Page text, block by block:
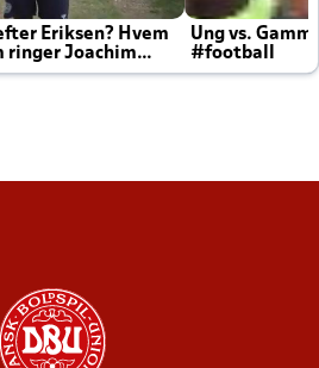
Eriksen? Hvem
ringer Joachim
Ung vs.
#football